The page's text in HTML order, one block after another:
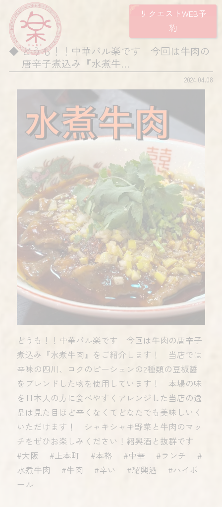
リクエストWEB予
約
どうも！！中華バル楽です 今回は牛肉の
唐辛子煮込み『水煮牛…
2024.04.08
どうも！！中華バル楽です 今回は牛肉の唐辛子
煮込み『水煮牛肉』をご紹介します！ 当店では
辛味の四川、コクのピーシェンの2種類の豆板醤
をブレンドした物を使用しています！ 本場の味
を日本人の方に食べやすくアレンジした当店の逸
品は見た目ほど辛くなくてどなたでも美味しいく
いただけます！ シャキシャキ野菜と牛肉のマッ
チをぜひお楽しみください！紹興酒と抜群です
#大阪 #上本町 #本格 #中華 #ランチ #
水煮牛肉 #牛肉 #辛い #紹興酒 #ハイボ
ール